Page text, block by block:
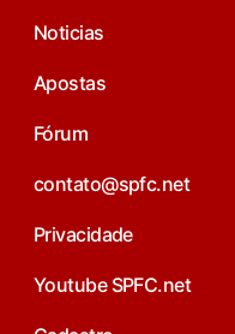
Noticias
Apostas
Fórum
contato@spfc.net
Privacidade
Youtube SPFC.net